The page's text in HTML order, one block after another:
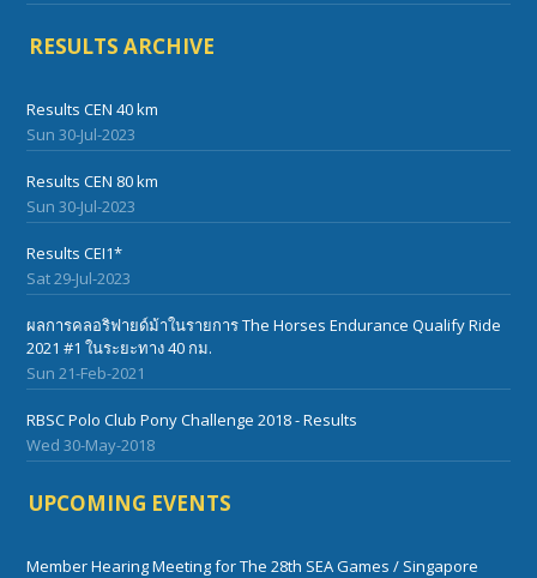
RESULTS ARCHIVE
Results CEN 40 km
Sun 30-Jul-2023
Results CEN 80 km
Sun 30-Jul-2023
Results CEI1*
Sat 29-Jul-2023
ผลการคลอริฟายด์ม้าในรายการ The Horses Endurance Qualify Ride
2021 #1 ในระยะทาง 40 กม.
Sun 21-Feb-2021
RBSC Polo Club Pony Challenge 2018 - Results
Wed 30-May-2018
UPCOMING EVENTS
Member Hearing Meeting for The 28th SEA Games / Singapore